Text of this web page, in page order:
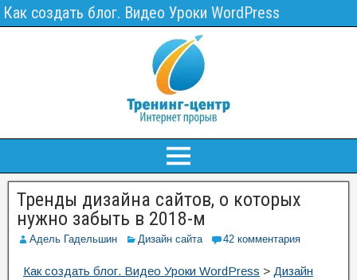
Как создать блог. Видео Уроки WordPress
Тренды дизайна сайтов, о которых
нужно забыть в 2018-м
Адель Гадельшин Дизайн сайта 42 комментария
Как создать блог. Видео Уроки WordPress > Дизайн